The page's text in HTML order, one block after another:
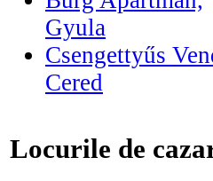
Gyula
Csengettyűs
Cered
Locurile de